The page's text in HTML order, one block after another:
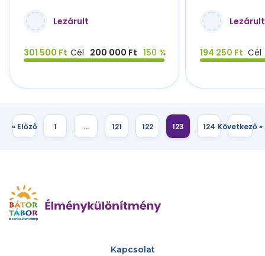
Lezárult
301 500 Ft Cél 200 000 Ft 150 %
Lezárult
194 250 Ft Cél
« Előző 1 … 121 122 123 124 Következő »
Kapcsolat